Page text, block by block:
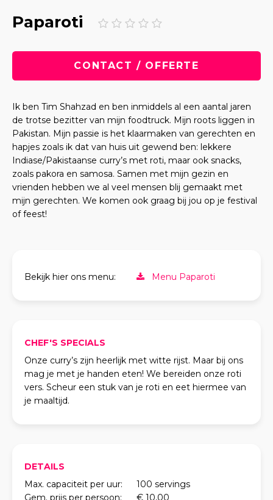
Paparoti
CONTACT / OFFERTE
Ik ben Tim Shahzad en ben inmiddels al een aantal jaren
de trotse bezitter van mijn foodtruck. Mijn roots liggen in
Pakistan. Mijn passie is het klaarmaken van gerechten en
hapjes zoals ik dat van huis uit gewend ben: lekkere
Indiase/Pakistaanse curry’s met roti, maar ook snacks,
zoals pakora en samosa. Samen met mijn gezin en
vrienden hebben we al veel mensen blij gemaakt met
mijn gerechten. We komen ook graag bij jou op je festival
of feest!
Bekijk hier ons menu: Menu Paparoti
CHEF'S SPECIALS
Onze curry’s zijn heerlijk met witte rijst. Maar bij ons
mag je met je handen eten! We bereiden onze roti
vers. Scheur een stuk van je roti en eet hiermee van
je maaltijd.
DETAILS
Max. capaciteit per uur:
100 servings
Gem. prijs per persoon:
€ 10,00